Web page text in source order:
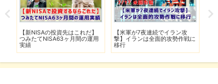
【新NISAの投資先はこれだ】
つみたてNISA63ヶ月間の運用
実績
【米軍が7夜連続でイラン攻
撃】イランは全面的攻勢作戦に
移行